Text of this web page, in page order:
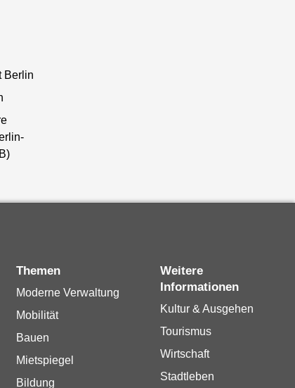
Berlin
Themen
Moderne Verwaltung
Mobilität
Bauen
Mietspiegel
Bildung
Weitere
Informationen
Kultur & Ausgehen
Tourismus
Wirtschaft
Stadtleben